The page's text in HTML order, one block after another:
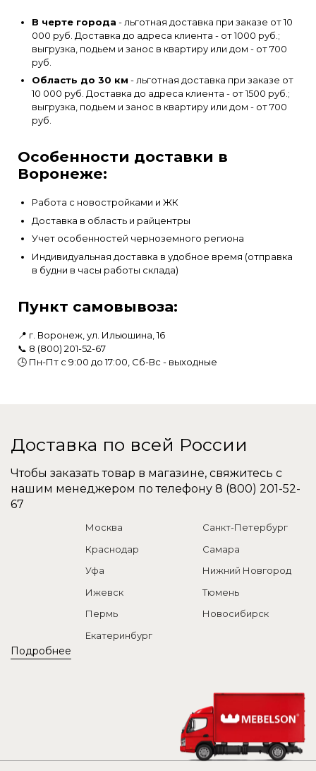
В черте города - льготная доставка при заказе от 10
000 руб. Доставка до адреса клиента - от 1000 руб.;
выгрузка, подьем и занос в квартиру или дом - от 700
руб.
Область до 30 км - льготная доставка при заказе от
10 000 руб. Доставка до адреса клиента - от 1500 руб.;
выгрузка, подьем и занос в квартиру или дом - от 700
руб.
Особенности доставки в
Воронеже:
Работа с новостройками и ЖК
Доставка в область и райцентры
Учет особенностей черноземного региона
Индивидуальная доставка в удобное время (отправка
в будни в часы работы склада)
Пункт самовывоза:
📍 г. Воронеж, ул. Ильюшина, 16
📞 8 (800) 201-52-67
🕒 Пн-Пт с 9:00 до 17:00, Сб-Вс - выходные
Доставка по всей России
Чтобы заказать товар в магазине, свяжитесь с
нашим менеджером по телефону 8 (800) 201-52-
67
Подробнее
Москва
Санкт-Петербург
Краснодар
Самара
Уфа
Нижний Новгород
Ижевск
Тюмень
Пермь
Новосибирск
Екатеринбург